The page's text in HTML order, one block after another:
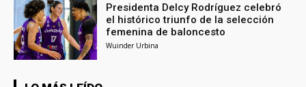
Presidenta Delcy Rodríguez celebró
el histórico triunfo de la selección
femenina de baloncesto
Wuinder Urbina